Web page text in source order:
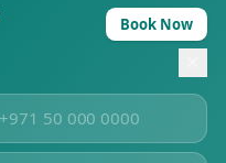
Book Now